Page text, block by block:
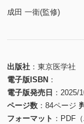
成田 一衛(監修)
出版社
東京医学社
電子版ISBN
電子版発売日
2025/
ページ数
84ページ
フォーマット
PDF